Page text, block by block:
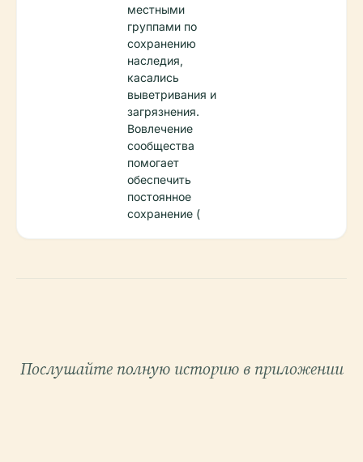
местными
группами по
сохранению
наследия,
касались
выветривания и
загрязнения.
Вовлечение
сообщества
помогает
обеспечить
постоянное
сохранение (
Послушайте полную историю в приложении